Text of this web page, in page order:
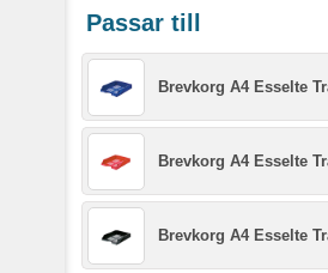
Passar till
Brevkorg A4 Esselte
Brevkorg A4 Esselte
Brevkorg A4 Esselte